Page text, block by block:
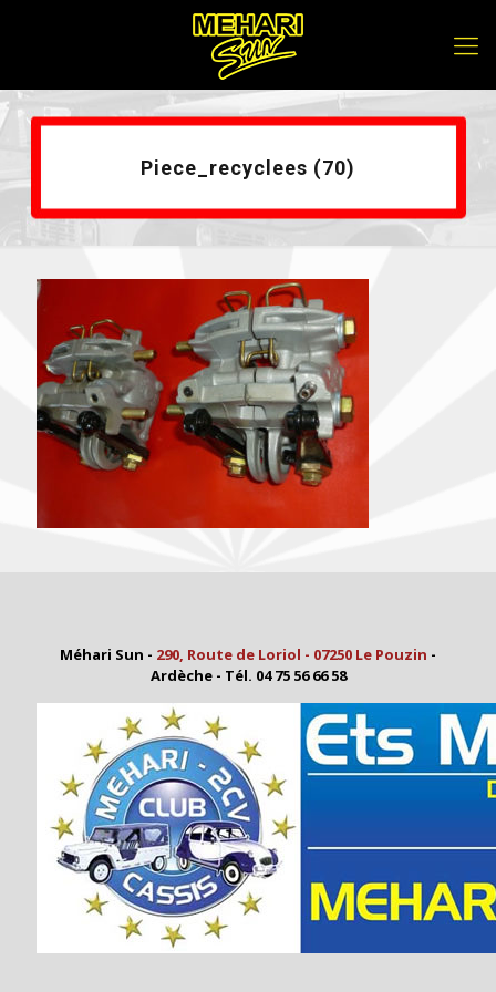
Piece_recyclees (70)
Méhari Sun - 290, Route de Loriol - 07250 Le Pouzin -
Ardèche - Tél. 04 75 56 66 58